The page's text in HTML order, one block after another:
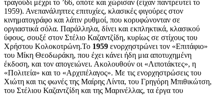
τραγούδι μέχρι το ’66, οπότε και χώρισαν (είχαν παντρευτεί το
1959). Ανεπανάληπτες επιτυχίες, κλασικές φιγούρες στον
κινηματογράφο και λάτιν ρυθμοί, που κορυφώνονταν σε
οργιαστικά σόλα. Παράλληλα, δίνει και εκπληκτικά, κλασικού
ύφους, σουξέ στον Στέλιο Καζαντζίδη, κυρίως σε στίχους του
Χρήστου Κολοκοτρώνη.Το 1959 ενορχηστρώνει τον «Επιτάφιο»
του Μίκη Θεοδωράκη, που έχει κάνει ήδη μια αποτυχημένη
έκδοση, και τον απογειώνει. Ακολουθούν οι «Λιποτάκτες», η
«Πολιτεία» και το «Αρχιπέλαγος». Με τις ενορχηστρώσεις του
Χιώτη και τις φωνές της Μαίρης Λίντα, του Γρηγόρη Μπιθικώτση,
του Στέλιου Καζαντζίδη και της Μαρινέλλας, τα έργα του